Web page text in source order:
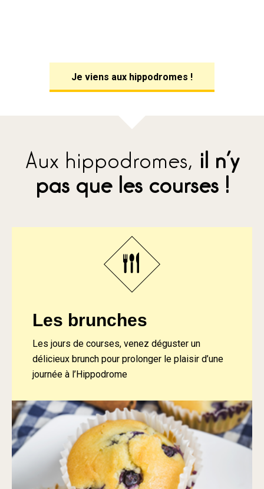
Je viens aux hippodromes !
Aux hippodromes, il n’y
pas que les courses !
Les brunches
Les jours de courses, venez déguster un
délicieux brunch pour prolonger le plaisir d’une
journée à l’Hippodrome